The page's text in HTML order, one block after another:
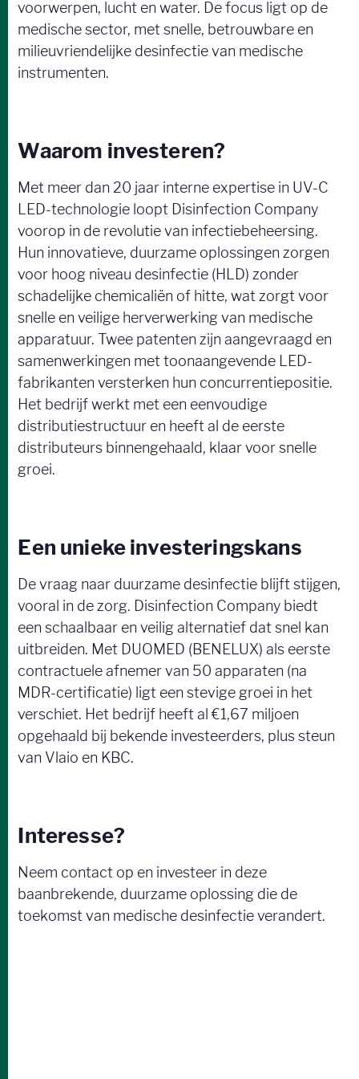
voorwerpen, lucht en water. De focus ligt op de
medische sector, met snelle, betrouwbare en
milieuvriendelijke desinfectie van medische
instrumenten.
Waarom investeren?
Met meer dan 20 jaar interne expertise in UV-C
LED-technologie loopt Disinfection Company
voorop in de revolutie van infectiebeheersing.
Hun innovatieve, duurzame oplossingen zorgen
voor hoog niveau desinfectie (HLD) zonder
schadelijke chemicaliën of hitte, wat zorgt voor
snelle en veilige herverwerking van medische
apparatuur. Twee patenten zijn aangevraagd en
samenwerkingen met toonaangevende LED-
fabrikanten versterken hun concurrentiepositie.
Het bedrijf werkt met een eenvoudige
distributiestructuur en heeft al de eerste
distributeurs binnengehaald, klaar voor snelle
groei.
Een unieke investeringskans
De vraag naar duurzame desinfectie blijft stijgen,
vooral in de zorg. Disinfection Company biedt
een schaalbaar en veilig alternatief dat snel kan
uitbreiden. Met DUOMED (BENELUX) als eerste
contractuele afnemer van 50 apparaten (na
MDR-certificatie) ligt een stevige groei in het
verschiet. Het bedrijf heeft al €1,67 miljoen
opgehaald bij bekende investeerders, plus steun
van Vlaio en KBC.
Interesse?
Neem contact op en investeer in deze
baanbrekende, duurzame oplossing die de
toekomst van medische desinfectie verandert.